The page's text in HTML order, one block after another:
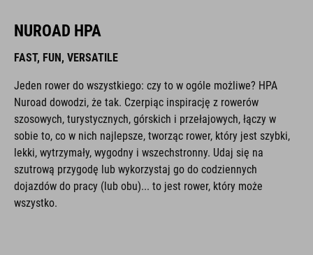
NUROAD HPA
Nuroad dowodzi, że tak. Czerpiąc inspirację z rowerów
szosowych, turystycznych, górskich i przełajowych, łączy w
sobie to, co w nich najlepsze, tworząc rower, który jest szybki,
lekki, wytrzymały, wygodny i wszechstronny. Udaj się na
szutrową przygodę lub wykorzystaj go do codziennych
dojazdów do pracy (lub obu)... to jest rower, który może
wszystko.